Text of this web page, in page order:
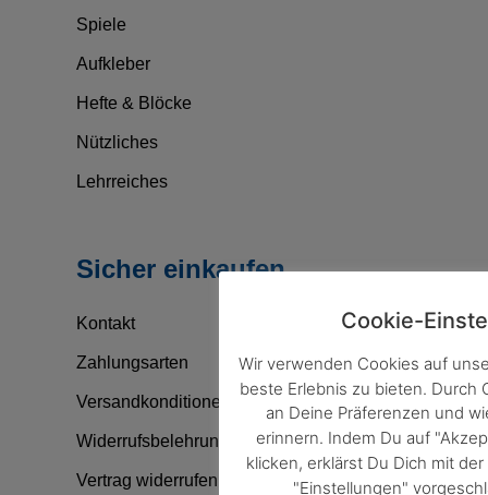
Spiele
Aufkleber
Hefte & Blöcke
Nützliches
Lehrreiches
Sicher einkaufen
Kontakt
Zahlungsarten
Versandkonditionen
Widerrufsbelehrung
Vertrag widerrufen
Cookie-
Wir verwenden Cookies auf
beste Erlebnis zu bieten. Durch
an Deine Präferenzen und
erinnern. Indem Du auf
klicken, erklärst Du Dich mit
"Einstellungen"